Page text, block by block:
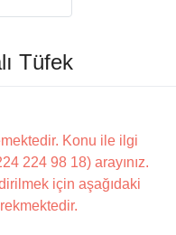
Tüfek
Konu ile ilgi
224 98 18) arayınız.
için aşağıdaki